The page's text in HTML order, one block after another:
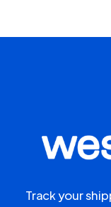
Track your